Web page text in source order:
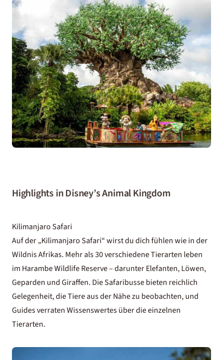
Highlights in Disney’s Animal Kingdom
Kilimanjaro Safari
Auf der „Kilimanjaro Safari“ wirst du dich fühlen wie in der
Wildnis Afrikas. Mehr als 30 verschiedene Tierarten leben
im Harambe Wildlife Reserve – darunter Elefanten, Löwen,
Geparden und Giraffen. Die Safaribusse bieten reichlich
Gelegenheit, die Tiere aus der Nähe zu beobachten, und
Guides verraten Wissenswertes über die einzelnen
Tierarten.